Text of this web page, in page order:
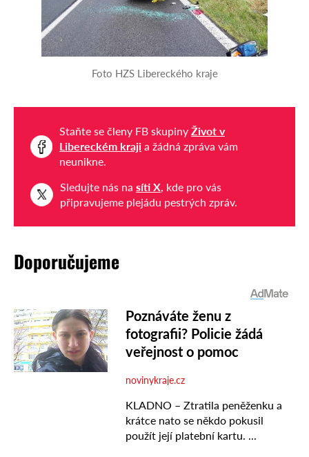
Foto HZS Libereckého kraje
Staňte se členy FB skupiny Život v
Libereckém kraji a žádná zpráva vám
neunikne.
Sledujte nás na síti X, kde pro vás
připravujeme plejádu pestrých zpráv.
Doporučujeme